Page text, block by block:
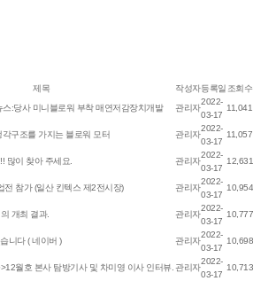
제목 작성자등록일 조회수
:당사 미니블로워 부착 매연저감장치개발 관리자
2022-
03-17
11,041
구조를 가지는 블로워 모터 관리자
2022-
03-17
11,057
많이 찾아 주세요. 관리자
2022-
03-17
12,631
참가 (일산 킨텍스 제2전시장) 관리자
2022-
03-17
10,954
개최 결과. 관리자
2022-
03-17
10,777
니다 ( 네이버 ) 관리자
2022-
03-17
10,698
월호 본사 탐방기사 및 차미영 이사 인터뷰. 관리자
2022-
03-17
10,713